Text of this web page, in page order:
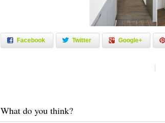
Facebook Twitter Google+
What do you think?